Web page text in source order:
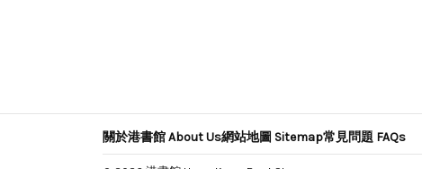
關於港書館 About Us網站地圖 Sitemap常見問題 FAQs